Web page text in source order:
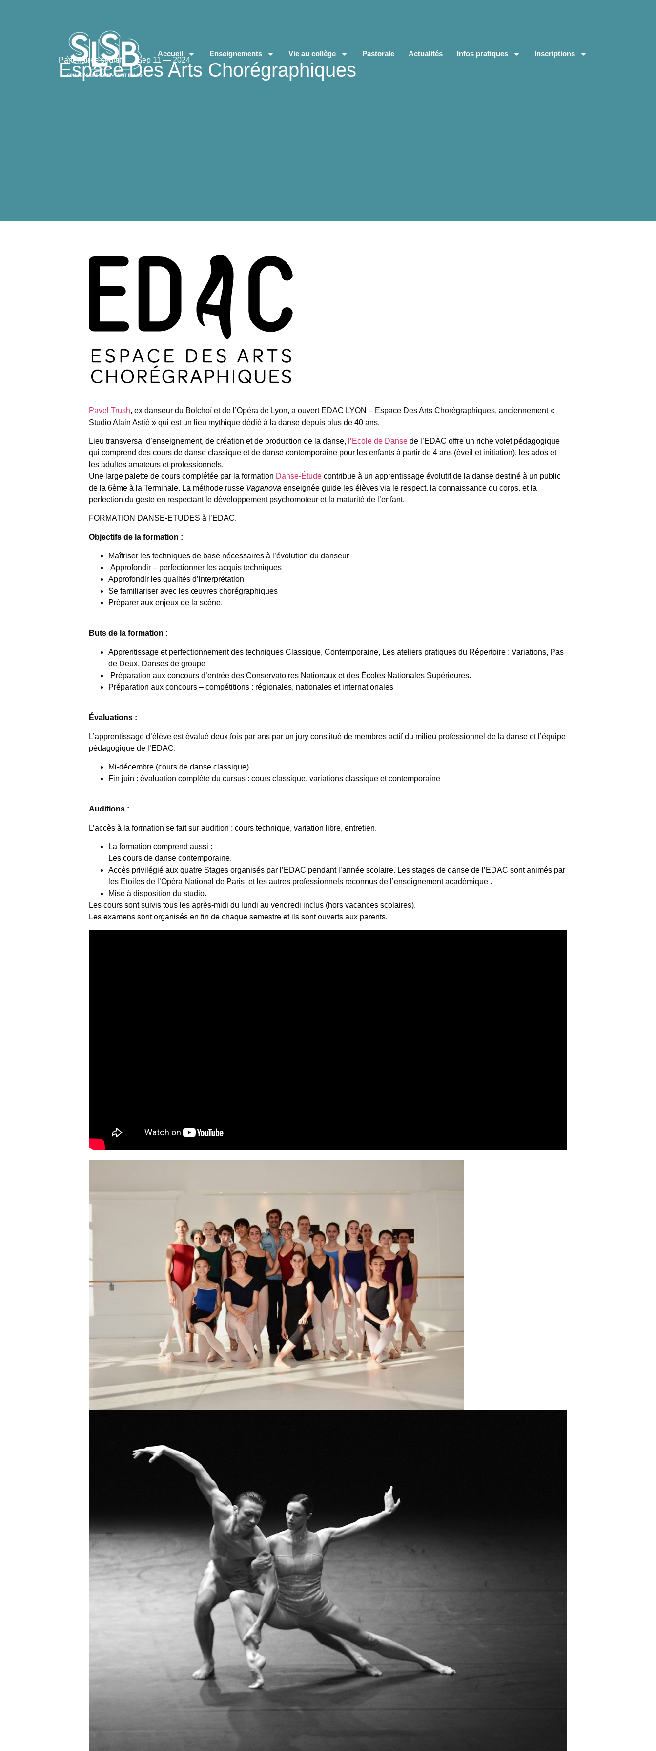
Accueil Enseignements Vie au collège Pastorale Actualités Infos pratiques Inscriptions
Partenaires sportifs Sep 11 — 2024
Espace Des Arts Chorégraphiques
Pavel Trush, ex danseur du Bolchoï et de l’Opéra de Lyon, a ouvert EDAC LYON – Espace Des Arts Chorégraphiques, anciennement «
Studio Alain Astié » qui est un lieu mythique dédié à la danse depuis plus de 40 ans.
Lieu transversal d’enseignement, de création et de production de la danse, l’Ecole de Danse de l’EDAC offre un riche volet pédagogique
qui comprend des cours de danse classique et de danse contemporaine pour les enfants à partir de 4 ans (éveil et initiation), les ados et
les adultes amateurs et professionnels.
Une large palette de cours complétée par la formation Danse-Étude contribue à un apprentissage évolutif de la danse destiné à un public
de la 6ème à la Terminale. La méthode russe Vaganova enseignée guide les élèves via le respect, la connaissance du corps, et la
perfection du geste en respectant le développement psychomoteur et la maturité de l’enfant.
FORMATION DANSE-ETUDES à l’EDAC.
Objectifs de la formation :
Maîtriser les techniques de base nécessaires à l’évolution du danseur
Approfondir – perfectionner les acquis techniques
Approfondir les qualités d’interprétation
Se familiariser avec les œuvres chorégraphiques
Préparer aux enjeux de la scène.
Buts de la formation :
Apprentissage et perfectionnement des techniques Classique, Contemporaine, Les ateliers pratiques du Répertoire : Variations, Pas
de Deux, Danses de groupe
Préparation aux concours d’entrée des Conservatoires Nationaux et des Écoles Nationales Supérieures.
Préparation aux concours – compétitions : régionales, nationales et internationales
Évaluations :
L’apprentissage d’élève est évalué deux fois par ans par un jury constitué de membres actif du milieu professionnel de la danse et l’équipe
pédagogique de l’EDAC.
Mi-décembre (cours de danse classique)
Fin juin : évaluation complète du cursus : cours classique, variations classique et contemporaine
Auditions :
L’accès à la formation se fait sur audition : cours technique, variation libre, entretien.
La formation comprend aussi :
Les cours de danse contemporaine.
Accès privilégié aux quatre Stages organisés par l’EDAC pendant l’année scolaire. Les stages de danse de l’EDAC sont animés par
les Etoiles de l’Opéra National de Paris et les autres professionnels reconnus de l’enseignement académique .
Mise à disposition du studio.
Les cours sont suivis tous les après-midi du lundi au vendredi inclus (hors vacances scolaires).
Les examens sont organisés en fin de chaque semestre et ils sont ouverts aux parents.